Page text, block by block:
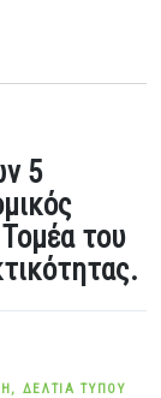
5
του
, ΔΕΛΤΊΑ ΤΎΠΟΥ